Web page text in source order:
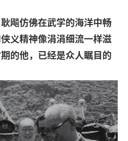
飚仿佛在武学的海洋中畅
义精神像涓涓细流一样滋
的他，已经是众人瞩目的